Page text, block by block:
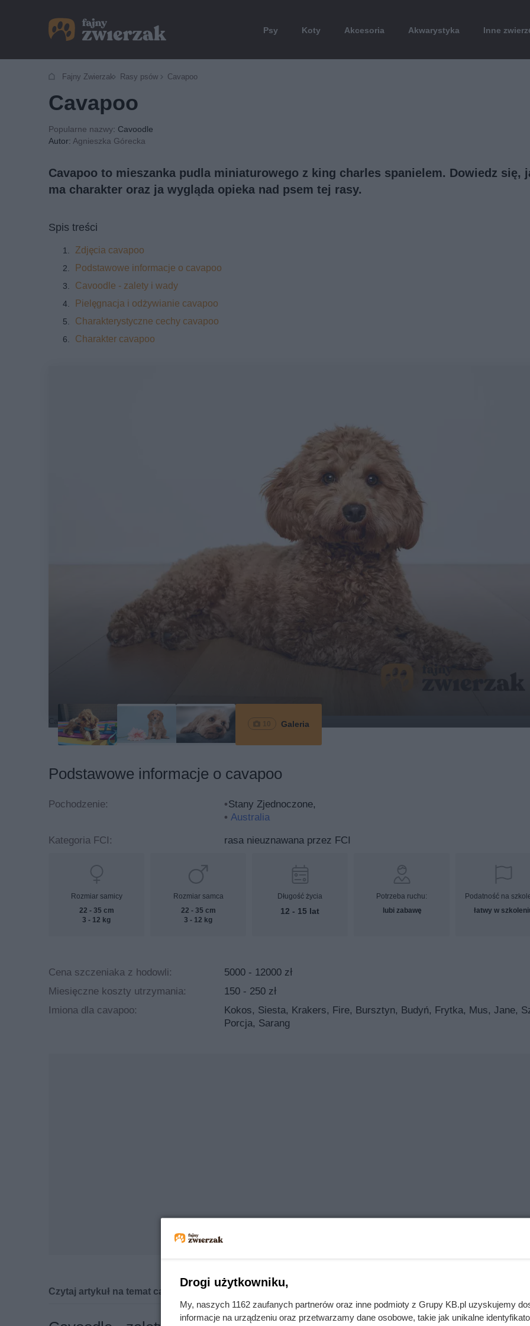
Psy Koty Akcesoria Akwarystyka Inne
Fajny Zwierzak Rasy psów Cavapoo
Cavapoo
Popularne nazwy: Cavoodle
Autor: Agnieszka Górecka
Cavapoo to mieszanka pudla miniaturowego z king charles spanielem. Dowiedz się,
ma charakter oraz ja wygląda opieka nad psem tej rasy.
Spis treści
Zdjęcia cavapoo
Podstawowe informacje o cavapoo
Cavoodle - zalety i wady
Pielęgnacja i odżywianie cavapoo
Charakterystyczne cechy cavapoo
Charakter cavapoo
Cavapoo na podłodze 10 Galeria
Podstawowe informacje o cavapoo
Pochodzenie:
Stany Zjednoczone,
Australia
Kategoria FCI: rasa nieuznawana przez FCI
Rozmiar samicy
22 - 35 cm
3 - 12 kg
Rozmiar samca
22 - 35 cm
3 - 12 kg
Długość życia
12 - 15 lat
Potrzeba ruchu:
lubi zabawę
Podatność na
łatwy w
Cena szczeniaka z hodowli:
5000 - 12000 zł
Miesięczne koszty utrzymania:
150 - 250 zł
Imiona dla cavapoo:
Kokos, Siesta, Krakers, Fire, Bursztyn, Budyń, Frytka, Mus, Jane,
Porcja, Sarang
Czytaj artykuł na temat cavapoo
Cavapoo, zwany inaczej cavoodle, jest hybrydą, powstałą ze skrzyżowania dwóch ras: cavalier king
Drogi użytkowniku,
My, naszych 1162 zaufanych partnerów oraz inne podmioty z Grupy KB.pl uzyskujemy
informacje na urządzeniu oraz przetwarzamy dane osobowe, takie jak unikalne